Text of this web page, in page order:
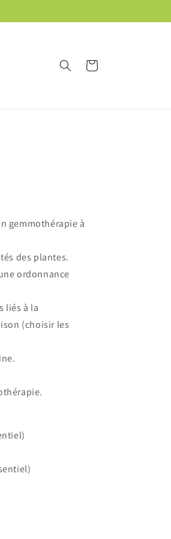
Panier
gemmothérapie à
des plantes.
ordonnance
liés à la
(choisir les